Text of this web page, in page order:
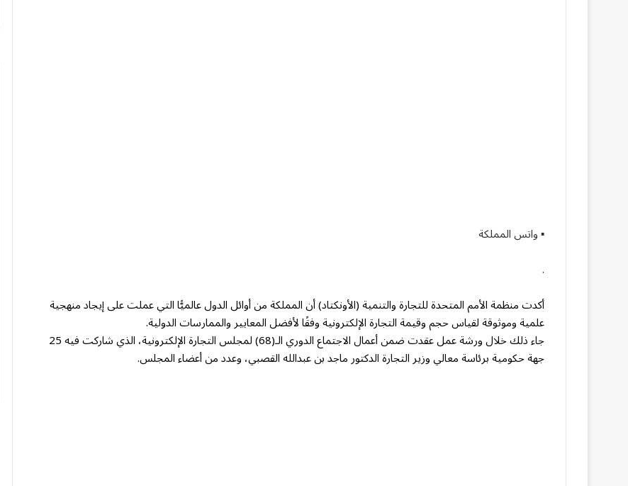
▪︎ واتس المملكة
.
أكدت منظمة الأمم المتحدة للتجارة والتنمية (الأونكتاد) أن المملكة من أوائل الدول عالميًّا التي عملت على إيجاد منهجية
علمية وموثوقة لقياس حجم وقيمة التجارة الإلكترونية وفقًا لأفضل المعايير والممارسات الدولية.
جاء ذلك خلال ورشة عمل عقدت ضمن أعمال الاجتماع الدوري الـ(68) لمجلس التجارة الإلكترونية، الذي شاركت فيه 25
جهة حكومية برئاسة معالي وزير التجارة الدكتور ماجد بن عبدالله القصبي، وعدد من أعضاء المجلس.